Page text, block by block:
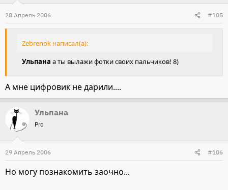
28 Апрель 2006 #105
Zebrenok написал(а):
Ульпана а ты вылажи фотки своих пальчиков! 8)
А мне цифровик не дарили....
Ульпана
Pro
29 Апрель 2006 #106
Но могу познакомить заочно...